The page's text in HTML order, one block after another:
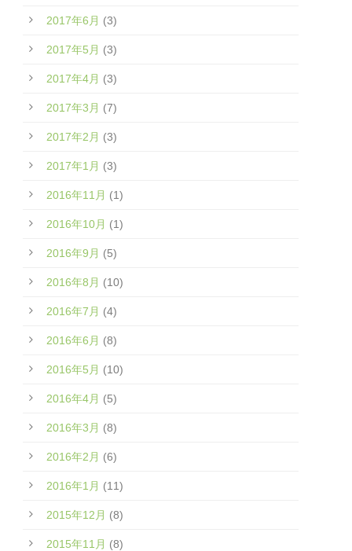
2017年6月 (3)
2017年5月 (3)
2017年4月 (3)
2017年3月 (7)
2017年2月 (3)
2017年1月 (3)
2016年11月 (1)
2016年10月 (1)
2016年9月 (5)
2016年8月 (10)
2016年7月 (4)
2016年6月 (8)
2016年5月 (10)
2016年4月 (5)
2016年3月 (8)
2016年2月 (6)
2016年1月 (11)
2015年12月 (8)
2015年11月 (8)